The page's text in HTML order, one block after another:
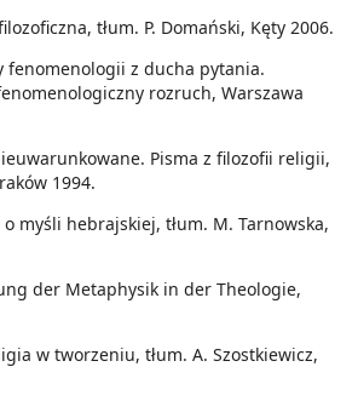
tłum. P. Domański, Kęty 2006.
fenomenologii z ducha pytania.
rozruch, Warszawa
Pisma z filozofii religii,
1994.
myśli hebrajskiej, tłum. M. Tarnowska,
der Metaphysik in der Theologie,
w tworzeniu, tłum. A. Szostkiewicz,